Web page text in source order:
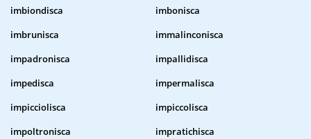
imbiondisca
imbonisca
imbrunisca
immalinconisca
impadronisca
impallidisca
impedisca
impermalisca
impicciolisca
impiccolisca
impoltronisca
impratichisca